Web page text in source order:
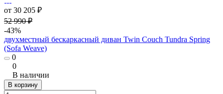
от 30 205 ₽
52 990 ₽
-43%
двухместный бескаркасный диван Twin Couch Tundra Spring
(Sofa Weave)
0
0
В наличии
В корзину